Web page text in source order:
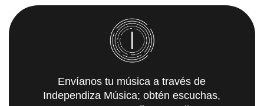
Envíanos tu música a través de
Independiza Música; obtén escuchas,